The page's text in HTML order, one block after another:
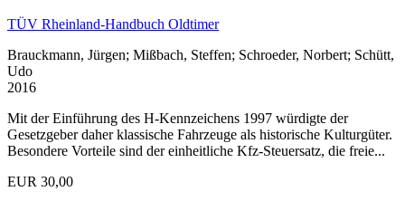
TÜV Rheinland-Handbuch Oldtimer
Brauckmann, Jürgen; Mißbach, Steffen; Schroeder, Norbert; Schütt,
Udo
2016
Mit der Einführung des H-Kennzeichens 1997 würdigte der
Gesetzgeber daher klassische Fahrzeuge als historische Kulturgüter.
Besondere Vorteile sind der einheitliche Kfz-Steuersatz, die freie...
EUR 30,00